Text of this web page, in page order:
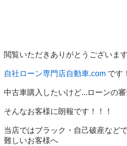
閲覧いただきありがとうございま
自社ローン専門店自動車.com です！
中古車購入したいけど...ローンの
そんなお客様に朗報です！！！
当店ではブラック・自己破産など
難しいお客様へ